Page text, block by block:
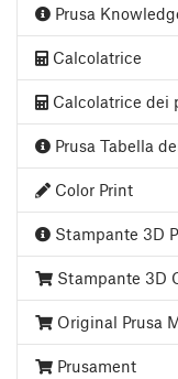
Prusa
Calcolatrice
Calcolatrice dei
Prusa Tabella
Color Print
Stampante 3D
Stampante 3D
Original Prusa
Prusament